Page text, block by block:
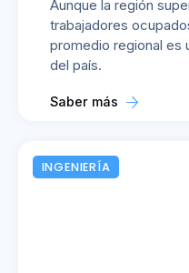
Aunque la región
trabajadores
promedio regional es
del país.
Saber más
INGENIERÍA